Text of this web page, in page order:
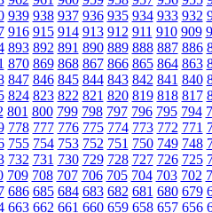
939 938 937 936 935 934 933 932
916 915 914 913 912 911 910 909
893 892 891 890 889 888 887 886
870 869 868 867 866 865 864 863
847 846 845 844 843 842 841 840
824 823 822 821 820 819 818 817
801 800 799 798 797 796 795 794
778 777 776 775 774 773 772 771
755 754 753 752 751 750 749 748
732 731 730 729 728 727 726 725
709 708 707 706 705 704 703 702
686 685 684 683 682 681 680 679
663 662 661 660 659 658 657 656